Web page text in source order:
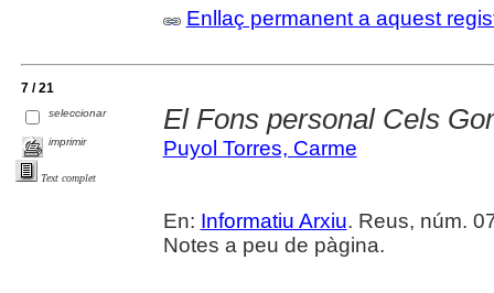
Enllaç permanent a aquest
7 / 21
seleccionar
imprimir
Text complet
El Fons personal Cels
Puyol Torres, Carme
En: Informatiu Arxiu. Reus, núm.
Notes a peu de pàgina.